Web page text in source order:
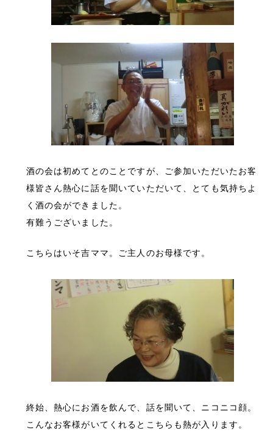
酒の会は初めてとのことですが、ご参加いただいたお客
様皆さん熱心に話を聞いていただいて、とても気持ちよ
く酒の会ができました。
有難うございました。
こちらはいそ吉ママ。ご主人のお母様です。
終始、熱心にお酒を飲んで、話を聞いて、ニコニコ顔。
こんなお客様がいてくれるとこちらも熱が入ります。